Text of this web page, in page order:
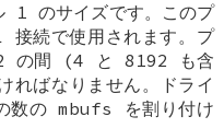
1 のサイズです。このプ
接続で使用されます。プ
の間 (4 と 8192 も含
ばなりません。ドライ
数の mbufs を割り付け